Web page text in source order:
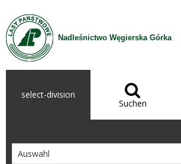
Zum Inhalt wechseln
Nadleśnictwo Węgierska Górka
select-division 
Suchen